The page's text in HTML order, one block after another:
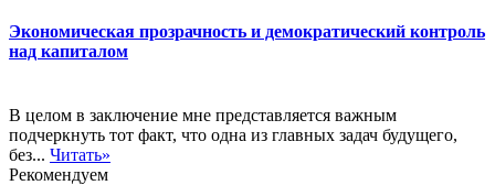
Экономическая прозрачность и демократический контроль
над капиталом
В целом в заключение мне представляется важным
подчеркнуть тот факт, что одна из главных задач будущего,
без... Читать»
Рекомендуем